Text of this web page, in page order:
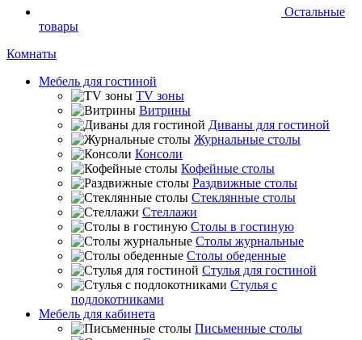
Остальные
товары
Комнаты
Мебель для гостиной
TV зоны
Витрины
Диваны для гостиной
Журнальные столы
Консоли
Кофейные столы
Раздвижные столы
Стеклянные столы
Стеллажи
Столы в гостиную
Столы журнальные
Столы обеденные
Стулья для гостиной
Стулья с
подлокотниками
Мебель для кабинета
Письменные столы